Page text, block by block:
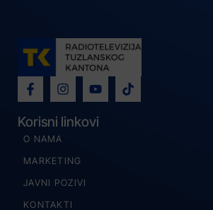
Korisni linkovi
O NAMA
MARKETING
JAVNI POZIVI
KONTAKTI